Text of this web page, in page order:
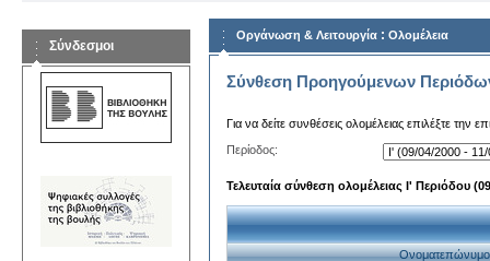
Σύνδεσμοι
Οργάνωση & Λειτουργία : Ολομέλεια
Σύνθεση Προηγούμενων
Για να δείτε συνθέσεις ολομέλειας επιλέξτε την
Περίοδος:
Τελευταία σύνθεση ολομέλειας Ι' Περιόδου
Ονοματεπώνυμο